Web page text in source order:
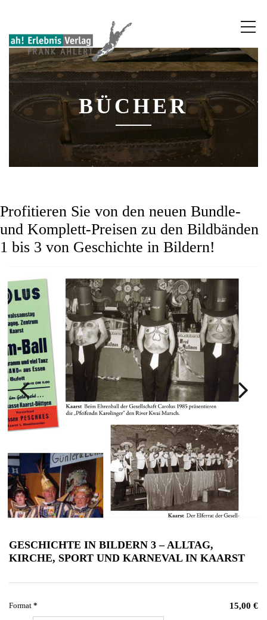
BÜCHER
Profitieren Sie von den neuen Bundle-
und Komplett-Preisen zu den Bildbänden
1 bis 3 von Geschichte in Bildern!
GESCHICHTE IN BILDERN 3 – ALLTAG,
KIRCHE, SPORT UND KARNEVAL IN KAARST
Pflichtfeld
Format * 15,00 €